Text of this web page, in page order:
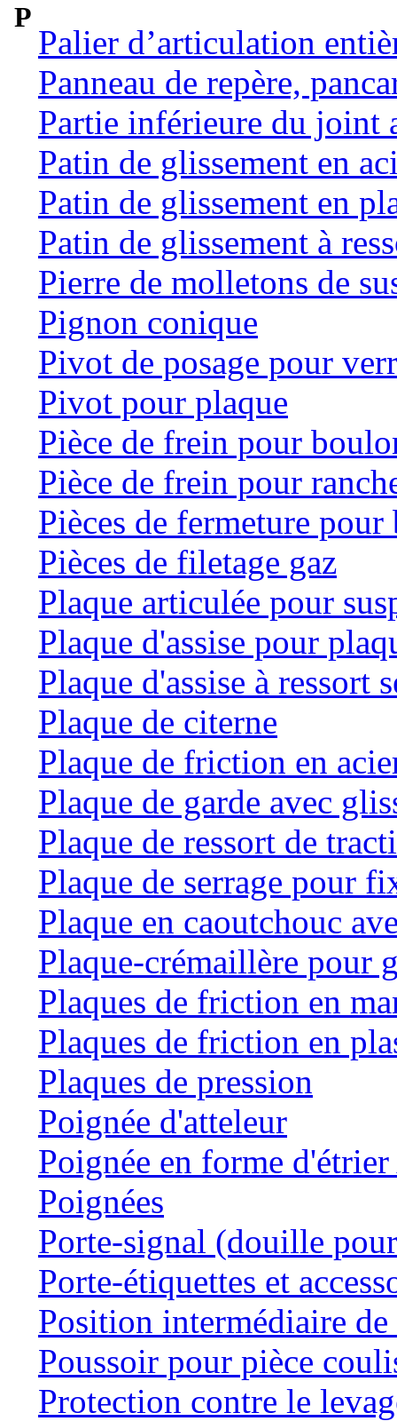
P
Palier d’articulation
Panneau de repère,
Partie inférieure du joint
Patin de glissement en
Patin de glissement en
Patin de glissement à
Pierre de molletons de
Pignon conique
Pivot de posage pour
Pivot pour plaque
Pièce de frein pour
Pièce de frein pour
Pièces de fermeture
Pièces de filetage gaz
Plaque articulée pour
Plaque d'assise pour
Plaque d'assise à ressort
Plaque de citerne
Plaque de friction en
Plaque de garde avec
Plaque de ressort de
Plaque de serrage pour
Plaque en caoutchouc
Plaque-crémaillère pour
Plaques de friction en
Plaques de friction en
Plaques de pression
Poignée d'atteleur
Poignée en forme
Poignées
Porte-signal (douille
Porte-étiquettes et
Position intermédiaire
Poussoir pour pièce
Protection contre le